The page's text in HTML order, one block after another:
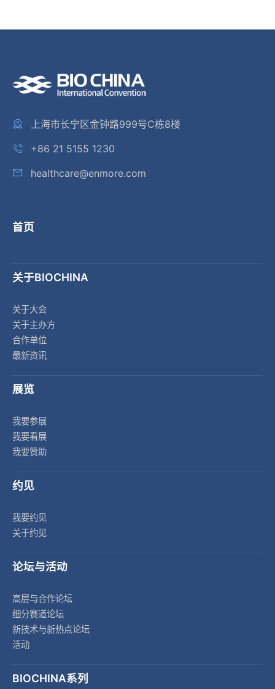
上海市长宁区金钟路999号C栋8楼
+86 21 5155 1230
healthcare@enmore.com
首页
关于BIOCHINA
关于大会
关于主办方
合作单位
最新资讯
展览
我要参展
我要看展
我要赞助
约见
我要约见
关于约见
论坛与活动
高层与合作论坛
细分赛道论坛
新技术与新热点论坛
活动
BIOCHINA系列